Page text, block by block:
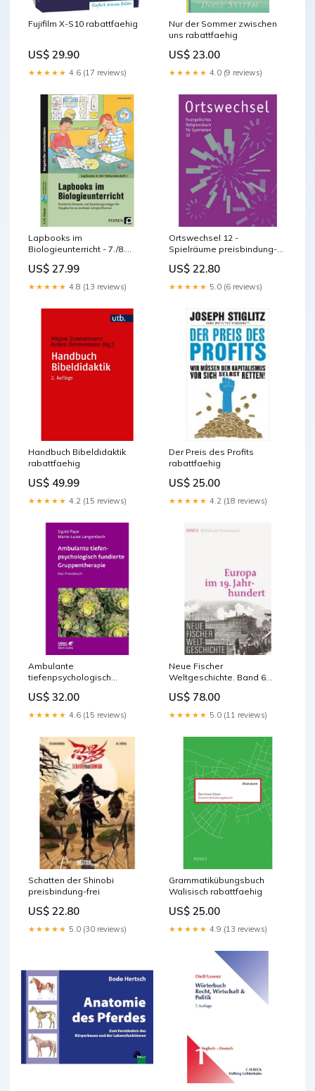
Fujifilm X-S10 rabattfaehig
US$ 29.90
★★★★★ 4.6 (17 reviews)
Nur der Sommer zwischen
uns rabattfaehig
US$ 23.00
★★★★★ 4.0 (9 reviews)
Lapbooks im
Biologieunterricht - 7./8.
US$ 27.99
★★★★★ 4.8 (13 reviews)
Ortswechsel 12 -
Spielräume preisbindung-
US$ 22.80
★★★★★ 5.0 (6 reviews)
Handbuch Bibeldidaktik
rabattfaehig
US$ 49.99
★★★★★ 4.2 (15 reviews)
Der Preis des Profits
rabattfaehig
US$ 25.00
★★★★★ 4.2 (18 reviews)
Ambulante
tiefenpsychologisch
(Leben Lernen, Bd. 335)
rabattfaehig
US$ 32.00
★★★★★ 4.6 (15 reviews)
Neue Fischer
Weltgeschichte. Band 6
US$ 78.00
★★★★★ 5.0 (11 reviews)
Schatten der Shinobi
preisbindung-frei
US$ 22.80
★★★★★ 5.0 (30 reviews)
Grammatikübungsbuch
Walisisch rabattfaehig
US$ 25.00
★★★★★ 4.9 (13 reviews)